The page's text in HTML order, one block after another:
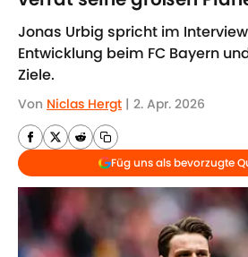
Jonas Urbig spricht im
Entwicklung beim FC Bayern
Ziele.
Von Niclas Hergt | 2. Apr. 2026
Füg uns als bevorzugte